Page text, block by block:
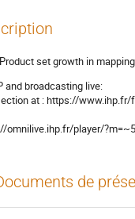
set growth in
and broadcasting live:
at : https://www.ihp.fr/
omnilive.ihp.fr/player/
de